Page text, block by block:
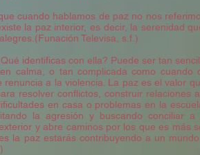
cuando hablamos de paz no nos
la paz interior, es decir, la serenidad
Televisa, s.f.)
identificas con ella? Puede ser tan
calma, o tan complicada como
renuncia a la violencia. La paz es el valor
resolver conflictos, construir
en casa o problemas en la
la agresión y buscando conciliar
y abre caminos por los que es más
la paz estarás contribuyendo a un